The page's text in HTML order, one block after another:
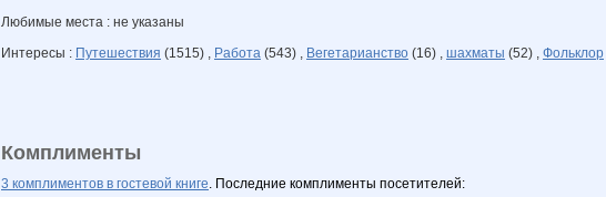
Любимые места : не указаны
Интересы : Путешествия (1515) , Работа (543) , Вегетарианство (16) , шахматы (52) , Фольклор
Комплименты
3 комплиментов в гостевой книге. Последние комплименты посетителей: